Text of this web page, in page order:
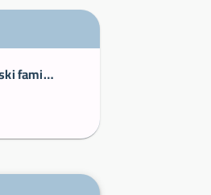
Auris en Oisans - Station de ski familiale de l’Alpe d’Huez en Isère